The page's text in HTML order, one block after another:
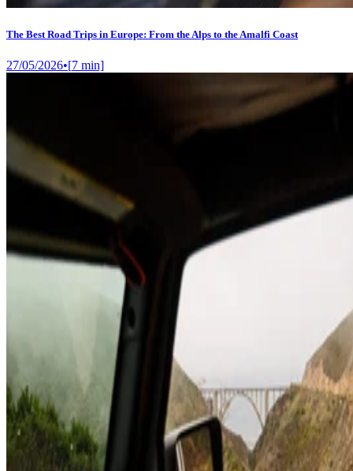
The Best Road Trips in Europe: From the Alps to the Amalfi Coast
27/05/2026•[7 min]